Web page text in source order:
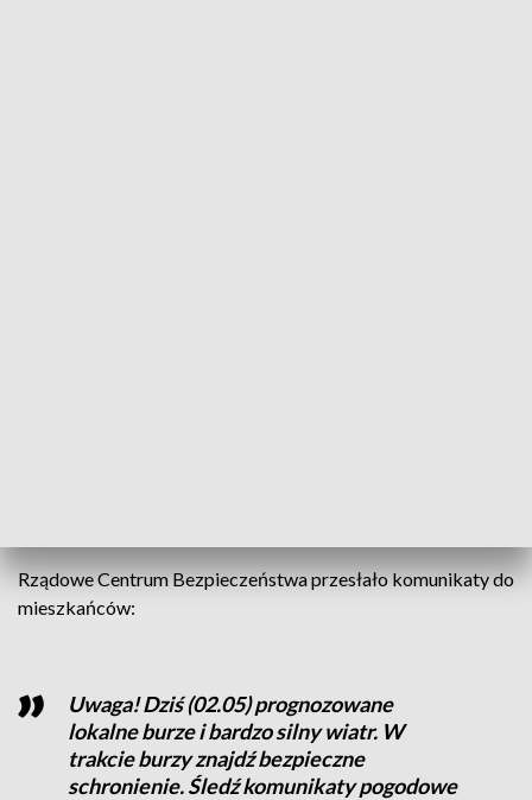
Rządowe Centrum Bezpieczeństwa przesłało komunikaty do
mieszkańców:
Uwaga! Dziś (02.05) prognozowane
lokalne burze i bardzo silny wiatr. W
trakcie burzy znajdź bezpieczne
schronienie. Śledź komunikaty pogodowe